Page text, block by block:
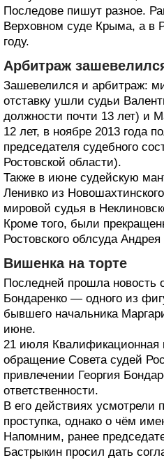
Последове пишут разное.
Верховном суде Крыма, а в
году.
Арбитраж
Зашевелился и арбитраж:
отставку ушли судьи
должности почти 13 лет) и
12 лет, в ноябре 2013 года
председателя судебного
Ростовской области).
Также в июне судейскую
Ленивко из
мировой судья в
Кроме того, были
Ростовского облсуда
Вишенка на торте
Последней прошла новость
Бондаренко — одного из
бывшего начальника
июне.
21 июля Квалификационная
обращение Совета судей
привлечении Георгия
ответственности.
В его действиях усмотрели
проступка, однако о чём
Напомним, ранее
Бастрыкин просил дать